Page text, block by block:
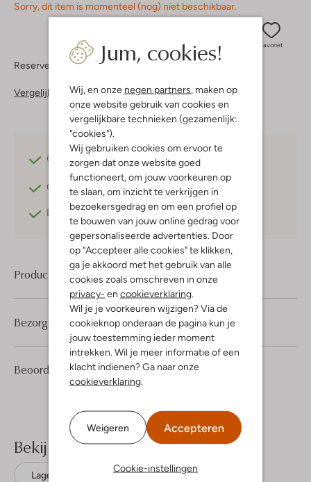
Jum, cookies!
Wij, en onze negen partners, maken op
onze website gebruik van cookies en
vergelijkbare technieken (gezamenlijk:
"cookies").
Wij gebruiken cookies om ervoor te
zorgen dat onze website goed
functioneert, om jouw voorkeuren op
te slaan, om inzicht te verkrijgen in
bezoekersgedrag en om een profiel op
te bouwen van jouw online gedrag voor
gepersonaliseerde advertenties. Door
op "Accepteer alle cookies" te klikken,
ga je akkoord met het gebruik van alle
cookies zoals omschreven in onze
privacy- en cookieverklaring.
Wil je je voorkeuren wijzigen? Via de
cookieknop onderaan de pagina kun je
jouw toestemming ieder moment
intrekken. Wil je meer informatie of een
klacht indienen? Ga naar onze
cookieverklaring.
Weigeren Accepteren
Cookie-instellingen
Sorry, dit item is momenteel (nog) niet beschikbaar.
Favoriet
Reserveer direct in een van onze 37 boutiques
Vergelijkbare items
Gratis verzending vanaf €75,-
Gratis retourneren binnen 30 dagen*
Betaal achterafmet Klarna
Product informatie
Beoordelingen (1) 5
1
5
Sterren
Bezorgen & retourneren
Bekijk meer
Lage sneakers Gabor